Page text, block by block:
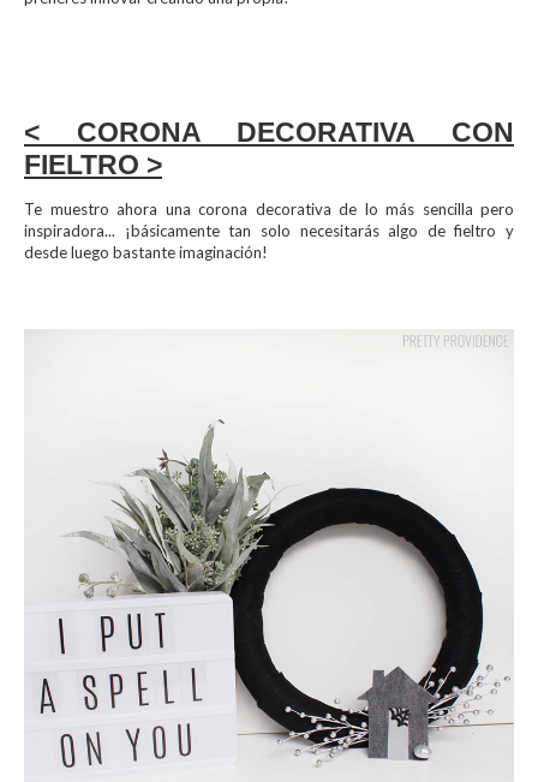
< CORONA DECORATIVA CON
FIELTRO >
Te muestro ahora una corona decorativa de lo más sencilla pero
inspiradora... ¡básicamente tan solo necesitarás algo de fieltro y
desde luego bastante imaginación!